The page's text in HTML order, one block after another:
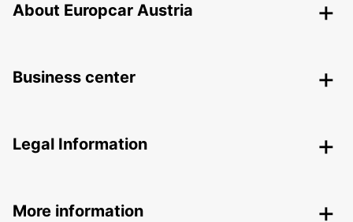
About Europcar Austria
Business center
Legal Information
More information